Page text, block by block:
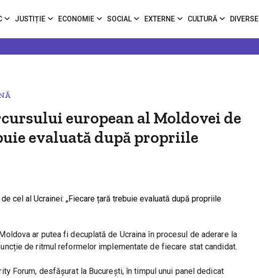
JUSTIȚIE ECONOMIE SOCIAL EXTERNE CULTURĂ DIVERSE
european al Moldovei de
evaluată după propriile
ar putea fi decuplată de Ucraina în procesul de aderare la
de ritmul reformelor implementate de fiecare stat candidat.
Forum, desfășurat la București, în timpul unui panel dedicat